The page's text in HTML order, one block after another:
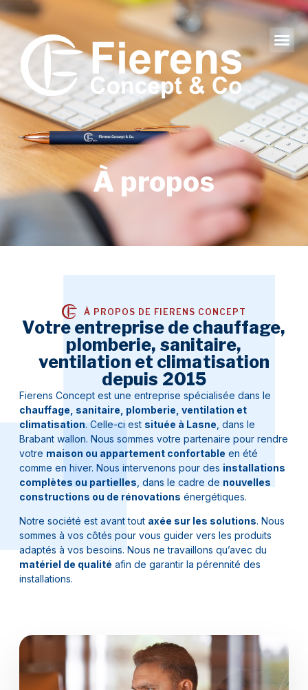
À propos
À PROPOS DE FIERENS CONCEPT
Votre entreprise de chauffage,
plomberie, sanitaire,
ventilation et climatisation
depuis 2015
Fierens Concept est une entreprise spécialisée dans le
chauffage, sanitaire, plomberie, ventilation et
climatisation. Celle-ci est située à Lasne , dans le
Brabant wallon. Nous sommes votre partenaire pour rendre
votre maison ou appartement confortable en été
comme en hiver. Nous intervenons pour des installations
complètes ou partielles , dans le cadre de nouvelles
constructions ou de rénovations énergétiques.
Notre société est avant tout axée sur les solutions. Nous
sommes à vos côtés pour vous guider vers les produits
adaptés à vos besoins. Nous ne travaillons qu’avec du
matériel de qualité afin de garantir la pérennité des
installations.